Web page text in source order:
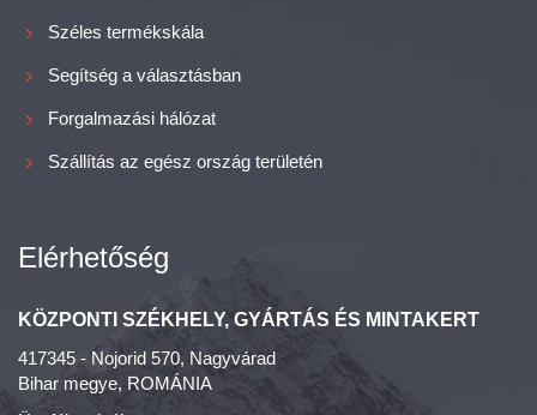
Széles termékskála
Segítség a választásban
Forgalmazási hálózat
Szállítás az egész ország területén
Elérhetőség
KÖZPONTI SZÉKHELY, GYÁRTÁS ÉS MINTAKERT
417345 - Nojorid 570, Nagyvárad
Bihar megye, ROMÁNIA